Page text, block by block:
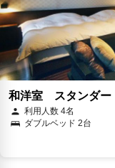
和洋室 スタンダ
利用人数 4名
ダブルベッド 2台